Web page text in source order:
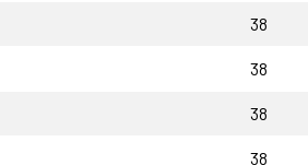
38
38
38
38